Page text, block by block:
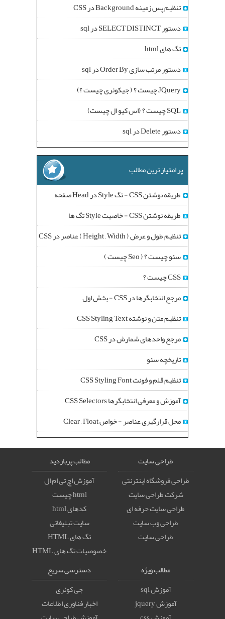
تنظیم پس زمینه Background در CSS
دستور SELECT DISTINCT در sql
تگ های html
دستور مرتب سازی Order By در sql
JQuery چیست ؟ ( جیکوئری چیست ؟)
SQL چیست ؟ (اس کیو ال چیست)
دستور Delete در sql
پر امتیاز ترین مطالب
طریقه نوشتن CSS - تگ Style در Head صفحه
طریقه نوشتن CSS - خاصیت Style تگ ها
تنظیم طول و عرض ( Height , Width ) عناصر در CSS
سئو چیست ؟ ( Seo چیست )
CSS چیست ؟
مرجع انتخابگرها در CSS - بخش اول
تنظیم متن و نوشته CSS Styling Text
مرجع واحدهای شمارش در CSS
تاریخچه سئو
تنظیم قلم و فونت CSS Styling Font
آموزش و معرفی انتخابگرها CSS Selectors
محل قرارگیری عناصر - خواص Clear , Float
طراحی سایت
طراحی فروشگاه اینترنتی
شرکت طراحی سایت
طراحی سایت حرفه ای
طراحی وب سایت
طراحی سایت
مطالب پربازدید
آموزش اچ تی ام ال
html چیست
کدهای html
سایت تبلیغاتی
تگ های HTML
خصوصيات تگ های HTML
مطالب ویژه
آموزش sql
آموزش jquery
دسترسی سریع
جی کوئری
اخبار فناوری اطلاعات